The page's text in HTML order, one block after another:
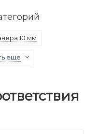
10 мм
еще